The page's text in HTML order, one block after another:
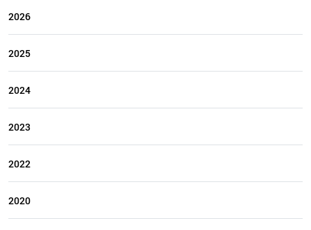
2026
2025
2024
2023
2022
2020